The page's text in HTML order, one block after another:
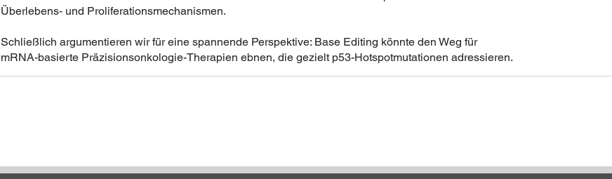
Überlebens- und Proliferationsmechanismen.
Schließlich argumentieren wir für eine spannende Perspektive: Base Editing könnte den Weg für
mRNA-basierte Präzisionsonkologie-Therapien ebnen, die gezielt p53-Hotspotmutationen adressieren.